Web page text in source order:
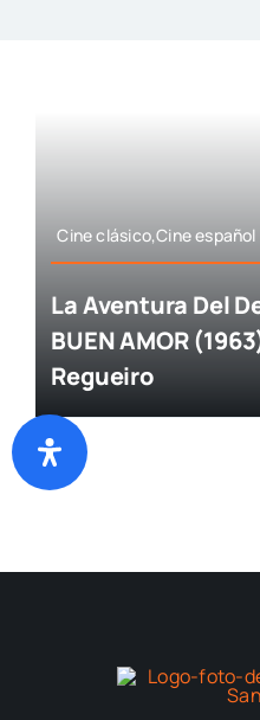
Cine clásico,Cine español
La Aventura Del
BUEN AMOR
Regueiro